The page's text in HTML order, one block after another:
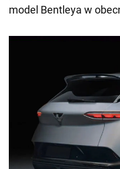
model Bentleya w